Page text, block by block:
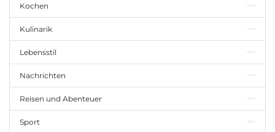
Kochen
Kulinarik
Lebensstil
Nachrichten
Reisen und Abenteuer
Sport